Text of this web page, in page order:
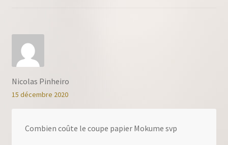
Nicolas Pinheiro
15 décembre 2020
Combien coûte le coupe papier Mokume svp